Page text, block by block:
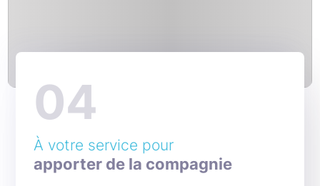
04
À votre service pour
apporter de la compagnie